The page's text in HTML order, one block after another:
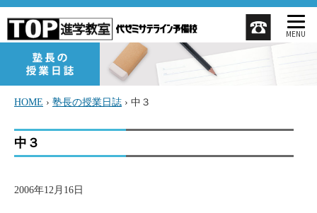
MENU
HOME › 塾長の授業日誌 › 中３
中３
2006年12月16日